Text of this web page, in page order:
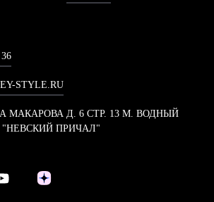
STYLE.RU
МАКАРОВА Д. 6 СТР. 13 М. ВОДНЫЙ
ПРИЧАЛ"